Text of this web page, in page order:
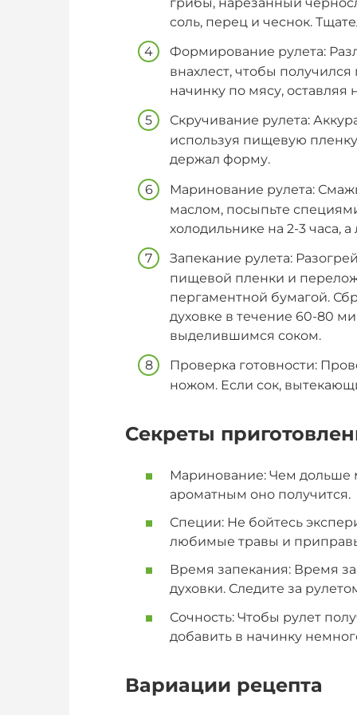
соль, перец и чеснок.
Формирование рулета:
внахлест, чтобы
начинку по мясу,
Скручивание рулета:
используя пищевую
держал форму.
Маринование рулета:
маслом, посыпьте
холодильнике на 2-3 часа,
Запекание рулета:
пищевой пленки и
пергаментной бумагой.
духовке в течение 60-80
выделившимся соком.
Проверка готовности:
ножом. Если сок,
Секреты
Маринование: Чем дольше
ароматным оно получится.
Специи: Не бойтесь
любимые травы и
Время запекания: Время
духовки. Следите за
Сочность: Чтобы рулет
добавить в начинку
Вариации рецепта